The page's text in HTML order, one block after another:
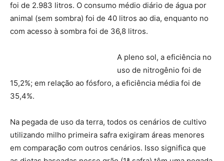
foi de 2.983 litros. O consumo médio diário de água por
animal (sem sombra) foi de 40 litros ao dia, enquanto no
com acesso à sombra foi de 36,8 litros.
A pleno sol, a eficiência no
uso de nitrogênio foi de
15,2%; em relação ao fósforo, a eficiência média foi de
35,4%.
Na pegada de uso da terra, todos os cenários de cultivo
utilizando milho primeira safra exigiram áreas menores
em comparação com outros cenários. Isso significa que